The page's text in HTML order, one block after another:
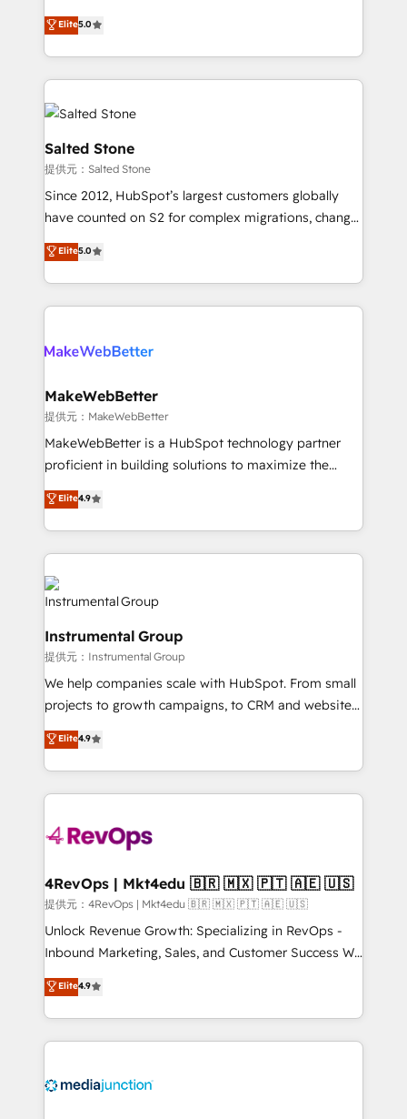
bridge the gap where most agencies fall short by
combining GTM strategy with technical execution to
solve the right problem with the right solution. As the
only firm in the world to hold Elite Partner
Accreditations with both HubSpot and Clay, our
clients gain a unique advantage in CRM architecture,
pipeline generation, data intelligence, and go-to-
market execution. Why B2B Businesses Choose RP: -
Secure: Soc2 compliant 🛡️ - Pricing: Implementations
starting at $1,5k 💵 - Speed: Launch in 14 days ⚡ -
Scale: Fastest tiering Elite HubSpot Partner 🪴 -
technical agency for a growth problem. Hire a
Elite5.0
Salted Stone
提供元：Salted Stone
Since 2012, HubSpot’s largest customers globally
have counted on S2 for complex migrations, change
management, systems integration, and creative
solutions that deliver measurable impact and
transform brand experiences As one of the few full-
service creative agencies in the HubSpot
winning design to build scalable, globally
marketing campaigns, & RevOps frameworks that
fuel long-term success We connect the entire
customer lifecycle through seamless integrations,
ensure long-term adoption with change-
and service to drive sustainable growth With 6 key
HubSpot accreditations and experience across
teams has worked with clients just like you Let’s
explore whether S2 is the partner you’ve been
looking for...and get your next big initiative moving!
Elite5.0
MakeWebBetter
提供元：MakeWebBetter
MakeWebBetter is a HubSpot technology partner
proficient in building solutions to maximize the
operational efficiency of HubSpot. The fastest-
growing tech-enabler & facilitator, MakeWebBetter,
hands you the blend of HubSpot expertise &
eminent solutions & integrations. Trust us to
streamline your HubSpot experience. 🚀HubSpot
Elite Partners with 10+ years of HubSpot experience
Premier Partner 2023 🌟5 HubSpot Accreditations 🌟
Won HubSpot Theme Challenge 2021 🌟INBOUND’19
HubSpot Rising Star Why us? Harnessing the full
potential of the powerful HubSpot CRM. ✔️A team of
HubSpot experts backed by over 10+ years of
HubSpot experience ✔️Flexible pricing models —
Hourly-fee (assigned one Dedicated HubSpot
Admin); Monthly-fee (HubSpot Admin + Project
requirement). ✔️Helped over 25,000+ customers so
on-demand bundle services. Connect with us today!
Elite4.9
Instrumental Group
提供元：Instrumental Group
We help companies scale with HubSpot. From small
projects to growth campaigns, to CRM and websites.
Hire an agency that's experienced in every inch of
HubSpot and willing to work hand-in-hand with your
team to simplify the complex and build a better
experience for your team and customers.
Elite4.9
4RevOps | Mkt4edu 🇧🇷 🇲🇽 🇵🇹 🇦🇪 🇺🇸
提供元：4RevOps | Mkt4edu 🇧🇷 🇲🇽 🇵🇹 🇦🇪 🇺🇸
Unlock Revenue Growth: Specializing in RevOps -
Inbound Marketing, Sales, and Customer Success We
specialize in driving revenue growth for companies
across industries through tailored marketing, sales,
and customer success strategies, utilizing RevOps
methodologies. As Latin America's largest HubSpot
offer unparalleled insights. Operating in five
Elite4.9